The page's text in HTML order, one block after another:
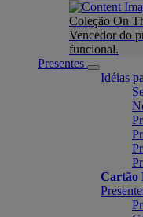
Coleção On
Vencedor do
funcional.
Presentes
Idéias
Cartão